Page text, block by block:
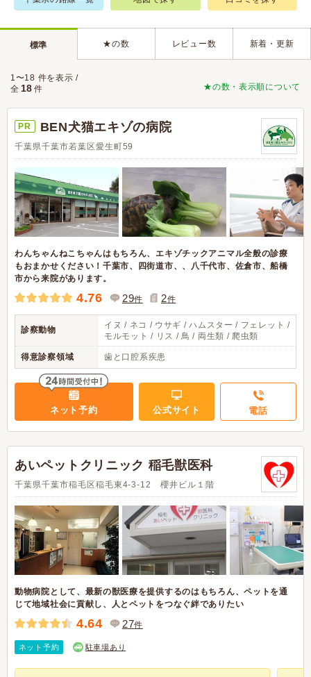
標準 ★の数 レビュー数 新着・更新
★の数・表示順について
1〜18 件を表示 /
全 18 件
PR BEN犬猫エキゾの病院
千葉県千葉市若葉区愛生町59
わんちゃんねこちゃんはもちろん、エキゾチックアニマル全般の診療
もおまかせください！千葉市、四街道市、、八千代市、佐倉市、船橋
市から来院があります。
4.76 29件 2件
診察動物
イヌ / ネコ / ウサギ / ハムスター / フェレット /
モルモット / リス / 鳥 / 両生類 / 爬虫類
得意診察領域 歯と口腔系疾患
ネット予約 公式サイト 電話
あいペットクリニック 稲毛獣医科
千葉県千葉市稲毛区稲毛東4-3-12 櫻井ビル１階
動物病院として、最新の獣医療を提供するのはもちろん、ペットを通
じて地域社会に貢献し、人とペットをつなぐ絆でありたい
4.64 27件
ネット予約 駐車場あり